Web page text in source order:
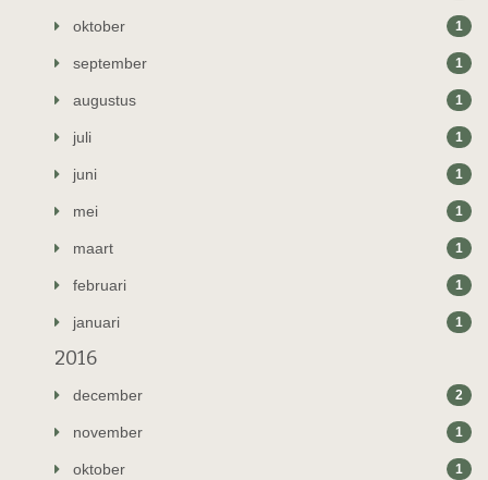
oktober 1
september 1
augustus 1
juli 1
juni 1
mei 1
maart 1
februari 1
januari 1
2016
december 2
november 1
oktober 1